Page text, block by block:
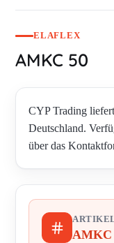
ELAFLEX
AMKC 50
CYP Trading
Deutschland.
über das
AMKC